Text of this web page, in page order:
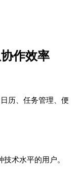
作效率
历、任务管理、便
术水平的用户。